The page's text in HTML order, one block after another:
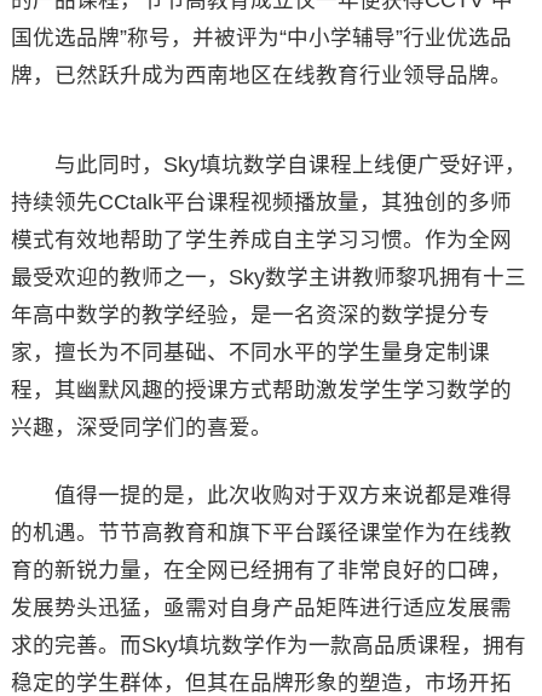
国优选品牌”称号，并被评为“中小学辅导”行业优选品
牌，已然跃升成为西南地区在线教育行业领导品牌。
与此同时，Sky填坑数学自课程上线便广受好评，
持续领先CCtalk平台课程视频播放量，其独创的多师
模式有效地帮助了学生养成自主学习习惯。作为全网
最受欢迎的教师之一，Sky数学主讲教师黎巩拥有十三
年高中数学的教学经验，是一名资深的数学提分专
家，擅长为不同基础、不同水平的学生量身定制课
程，其幽默风趣的授课方式帮助激发学生学习数学的
兴趣，深受同学们的喜爱。
值得一提的是，此次收购对于双方来说都是难得
的机遇。节节高教育和旗下平台蹊径课堂作为在线教
育的新锐力量，在全网已经拥有了非常良好的口碑，
发展势头迅猛，亟需对自身产品矩阵进行适应发展需
求的完善。而Sky填坑数学作为一款高品质课程，拥有
稳定的学生群体，但其在品牌形象的塑造，市场开拓